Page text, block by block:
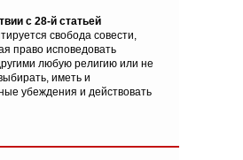
с 28-й статьей
свобода совести,
право исповедовать
любую религию или не
иметь и
убеждения и действовать